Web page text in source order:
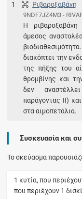
1 Ριβαροξαβάνη
9NDF7JZ4M3 -
Η ριβαροξαβάνη
άμεσος
διακόπτει την
της πήξης του
θρομβίνης και
δεν
παράγοντας II)
στα αιμοπετάλια.
Συσκευασία και
Το σκεύασμα
1 κυτία, που
που περιέχουν 1